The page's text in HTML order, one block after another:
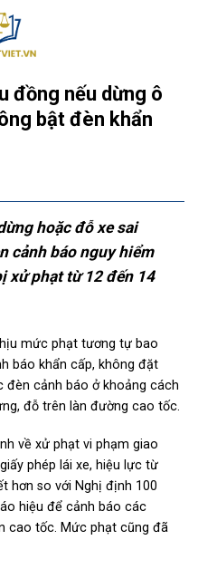
đồng nếu dừng ô
bật đèn khẩn
hoặc đỗ xe sai
cảnh báo nguy hiểm
xử phạt từ 12 đến 14
mức phạt tương tự bao
báo khẩn cấp, không đặt
đèn cảnh báo ở khoảng cách
đỗ trên làn đường cao tốc.
về xử phạt vi phạm giao
phép lái xe, hiệu lực từ
hơn so với Nghị định 100
hiệu để cảnh báo các
cao tốc. Mức phạt cũng đã